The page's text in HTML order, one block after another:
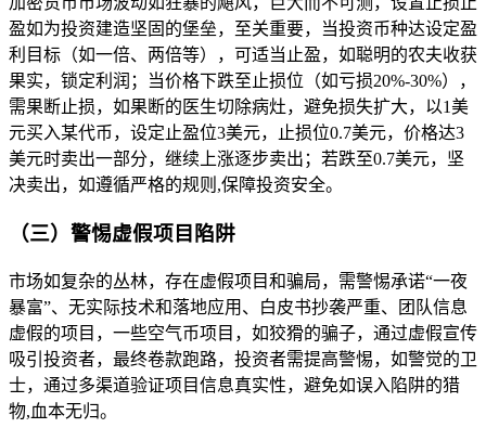
盈如为投资建造坚固的堡垒，至关重要，当投资币种达设定盈
利目标（如一倍、两倍等），可适当止盈，如聪明的农夫收获
果实，锁定利润；当价格下跌至止损位（如亏损20%-30%），
需果断止损，如果断的医生切除病灶，避免损失扩大，以1美
元买入某代币，设定止盈位3美元，止损位0.7美元，价格达3
美元时卖出一部分，继续上涨逐步卖出；若跌至0.7美元，坚
决卖出，如遵循严格的规则,保障投资安全。
（三）警惕虚假项目陷阱
市场如复杂的丛林，存在虚假项目和骗局，需警惕承诺“一夜
暴富”、无实际技术和落地应用、白皮书抄袭严重、团队信息
虚假的项目，一些空气币项目，如狡猾的骗子，通过虚假宣传
吸引投资者，最终卷款跑路，投资者需提高警惕，如警觉的卫
士，通过多渠道验证项目信息真实性，避免如误入陷阱的猎
物,血本无归。